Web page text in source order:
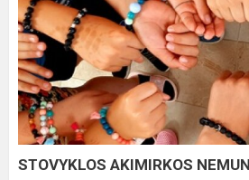
STOVYKLOS
AKIMIRKOS
NEMUNAITYJE(3)
STOVYKLOS AKIMIRKOS